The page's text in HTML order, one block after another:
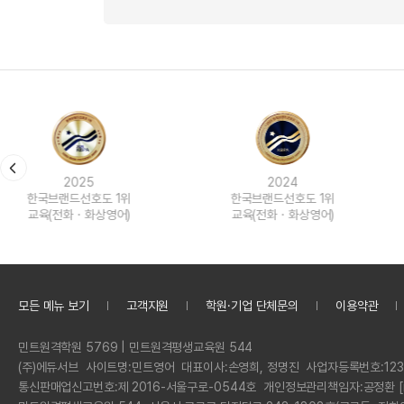
where they have the steering
of road do they drive on in
America is the right side. Japan is
the steering wheel is on the
g because you could try to learn
aido is. but I did try in Japan to
u will eat good food there. wow.
Frida, you said? ok it's so funny
t? ok interesting. I think it's
chage? every student and every family
ou will be in fooded. as a food.
what color will the octopus
ave to yes. camouflage. so they
ht? or iguana. do iguana change
nk so. may not. wow. so if they
e of emotion and temperature.
s, 0all the colors pink rainbo0r.
in a test, can you try again and
ow many times is trying for you?
finish that. yes. right. but mid
failed it, you cannot say the
ot the low score? then is teacher
o study. right yes. because you
n't have enough patient. get
was just a game. right it's just a
r case are you trying to
d. you shouldn't use that. you
ntry you cannot grass the bad
noisy. i don't like it. i got it now.
ck actually it's bobo sorry for the
the next words or [08:57]-[09:00]
base verves. for example is your
e sentense? i am here to work
e. so when you. don't forget
[11:06]-[11:09] right? this is only
you can say i am here to read at
gue are you going to a or b. you
bout breakfast, lunch, dinner,
you don't have [15:29]. i hope that's clear. let's have one more. how about this one. why did you
his one. this is objects here. don't
s class okay? any question or
ng i am calling to? so use i am
2024
한국브랜드선호도 1위
교육(전화ㆍ화상영어)
2023
한국브랜드선호도 1위
교육(전화ㆍ화상영어)
모든 메뉴 보기 고객지원 학원·기업 단체문의 이용약관
정
보
민트원격학원 5769 | 민트원격평생교육원 544
회
사
(주)에듀서브 사이트명:민트영어 대표이사:손영희, 정명진 사업자등록번호:
통신판매업신고번호:제 2016-서울구로-0544호 개인정보관리책임자:공정